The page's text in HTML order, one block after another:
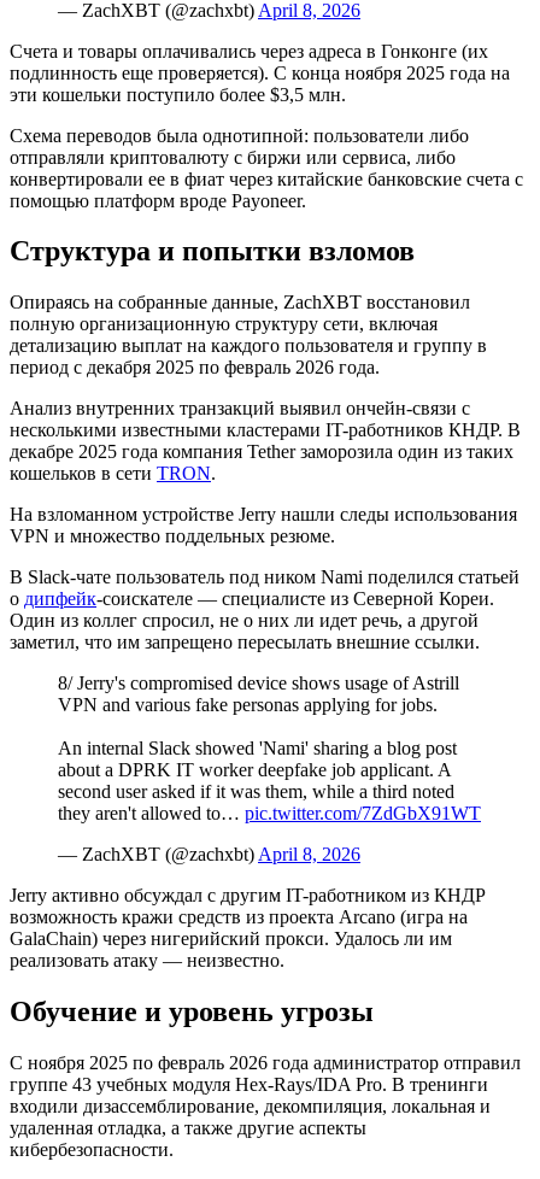
— ZachXBT (@zachxbt) April 8, 2026
Счета и товары оплачивались через адреса в Гонконге (их
подлинность еще проверяется). С конца ноября 2025 года на
эти кошельки поступило более $3,5 млн.
Схема переводов была однотипной: пользователи либо
отправляли криптовалюту с биржи или сервиса, либо
конвертировали ее в фиат через китайские банковские счета с
помощью платформ вроде Payoneer.
Структура и попытки взломов
Опираясь на собранные данные, ZachXBT восстановил
полную организационную структуру сети, включая
детализацию выплат на каждого пользователя и группу в
период с декабря 2025 по февраль 2026 года.
Анализ внутренних транзакций выявил ончейн-связи с
несколькими известными кластерами IT-работников КНДР. В
декабре 2025 года компания Tether заморозила один из таких
кошельков в сети TRON.
На взломанном устройстве Jerry нашли следы использования
VPN и множество поддельных резюме.
В Slack-чате пользователь под ником Nami поделился статьей
о дипфейк-соискателе — специалисте из Северной Кореи.
Один из коллег спросил, не о них ли идет речь, а другой
заметил, что им запрещено пересылать внешние ссылки.
8/ Jerry's compromised device shows usage of Astrill
VPN and various fake personas applying for jobs.
An internal Slack showed 'Nami' sharing a blog post
about a DPRK IT worker deepfake job applicant. A
second user asked if it was them, while a third noted
they aren't allowed to… pic.twitter.com/7ZdGbX91WT
— ZachXBT (@zachxbt) April 8, 2026
Jerry активно обсуждал с другим IT-работником из КНДР
возможность кражи средств из проекта Arcano (игра на
GalaChain) через нигерийский прокси. Удалось ли им
реализовать атаку — неизвестно.
Обучение и уровень угрозы
С ноября 2025 по февраль 2026 года администратор отправил
группе 43 учебных модуля Hex-Rays/IDA Pro. В тренинги
входили дизассемблирование, декомпиляция, локальная и
удаленная отладка, а также другие аспекты
кибербезопасности.